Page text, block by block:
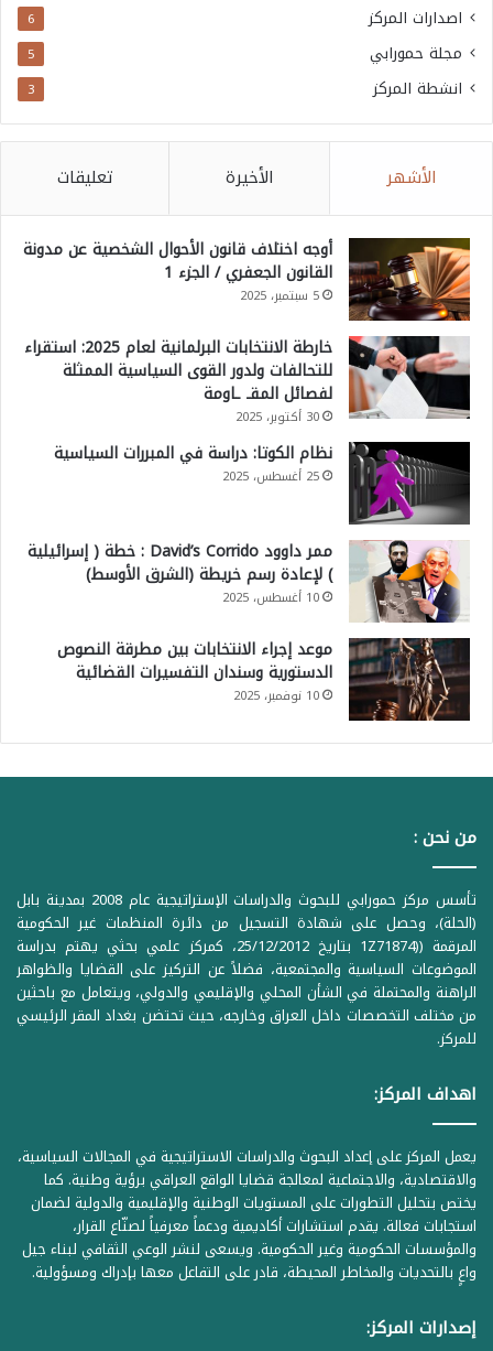
اصدارات المركز 6
مجلة حمورابي 5
انشطة المركز 3
الأشهر الأخيرة تعليقات
أوجه اختلاف قانون الأحوال الشخصية عن مدونة
القانون الجعفري / الجزء 1
5 سبتمبر، 2025
خارطة الانتخابات البرلمانية لعام 2025: استقراء
للتحالفات ولدور القوى السياسية الممثلة
لفصائل المقـ ـاومة
30 أكتوبر، 2025
نظام الكوتا: دراسة في المبررات السياسية
25 أغسطس، 2025
ممر داوود David’s Corrido : خطة ( إسرائيلية
) لإعادة رسم خريطة (الشرق الأوسط)
10 أغسطس، 2025
موعد إجراء الانتخابات بين مطرقة النصوص
الدستورية وسندان التفسيرات القضائية
10 نوفمبر، 2025
من نحن :
تأسس مركز حمورابي للبحوث والدراسات الإستراتيجية عام 2008 بمدينة بابل
(الحلة)، وحصل على شهادة التسجيل من دائرة المنظمات غير الحكومية
المرقمة ((1Z71874 بتاريخ 25/12/2012، كمركز علمي بحثي يهتم بدراسة
الموضوعات السياسية والمجتمعية، فضلاً عن التركيز على القضايا والظواهر
الراهنة والمحتملة في الشأن المحلي والإقليمي والدولي، ويتعامل مع باحثين
من مختلف التخصصات داخل العراق وخارجه، حيث تحتضن بغداد المقر الرئيسي
للمركز.
اهداف المركز:
يعمل المركز على إعداد البحوث والدراسات الاستراتيجية في المجالات السياسية،
والاقتصادية، والاجتماعية لمعالجة قضايا الواقع العراقي برؤية وطنية. كما
يختص بتحليل التطورات على المستويات الوطنية والإقليمية والدولية لضمان
استجابات فعالة. يقدم استشارات أكاديمية ودعماً معرفياً لصنّاع القرار،
والمؤسسات الحكومية وغير الحكومية. ويسعى لنشر الوعي الثقافي لبناء جيل
واعٍ بالتحديات والمخاطر المحيطة، قادر على التفاعل معها بإدراك ومسؤولية.
إصدارات المركز: